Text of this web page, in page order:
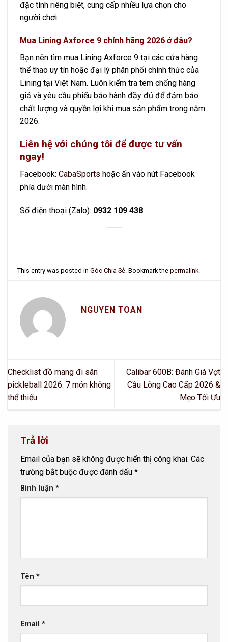
đặc tính riêng biệt, cung cấp nhiều lựa chọn cho
người chơi.
Mua Lining Axforce 9 chính hãng 2026 ở đâu?
Bạn nên tìm mua Lining Axforce 9 tại các cửa hàng
thể thao uy tín hoặc đại lý phân phối chính thức của
Lining tại Việt Nam. Luôn kiểm tra tem chống hàng
giả và yêu cầu phiếu bảo hành đầy đủ để đảm bảo
chất lượng và quyền lợi khi mua sản phẩm trong năm
2026.
Liên hệ với chúng tôi để được tư vấn
ngay!
Facebook: CabaSports hoặc ấn vào nút Facebook
phía dưới màn hình.
Số điện thoại (Zalo): 0932 109 438
This entry was posted inGóc Chia Sẻ . Bookmark thepermalink
NGUYEN TOAN
Checklist đồ mang đi sân
pickleball 2026: 7 món không
thể thiếu
Calibar 600B: Đánh Giá Vợt
Cầu Lông Cao Cấp 2026 &
Mẹo Tối Ưu
Trả lời
Email của bạn sẽ không được hiển thị công khai. Các
trường bắt buộc được đánh dấu *
Bình luận *
Tên *
Email *